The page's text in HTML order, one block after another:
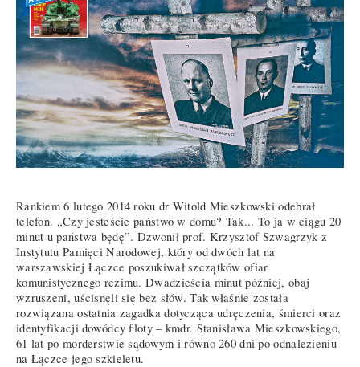
Rankiem 6 lutego 2014 roku dr Witold Mieszkowski odebrał
telefon. „Czy jesteście państwo w domu? Tak... To ja w ciągu 20
minut u państwa będę”. Dzwonił prof. Krzysztof Szwagrzyk z
Instytutu Pamięci Narodowej, który od dwóch lat na
warszawskiej Łączce poszukiwał szczątków ofiar
komunistycznego reżimu. Dwadzieścia minut później, obaj
wzruszeni, uścisnęli się bez słów. Tak właśnie została
rozwiązana ostatnia zagadka dotycząca udręczenia, śmierci oraz
identyfikacji dowódcy floty – kmdr. Stanisława Mieszkowskiego,
61 lat po morderstwie sądowym i równo 260 dni po odnalezieniu
na Łączce jego szkieletu.